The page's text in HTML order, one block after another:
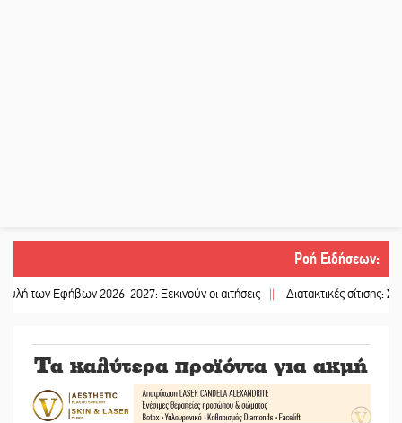
Ροή Ειδήσεων:
2026-2027: Ξεκινούν οι αιτήσεις || Διατακτικές σίτισης: Σήμα για
Τα καλύτερα προϊόντα για ακμή